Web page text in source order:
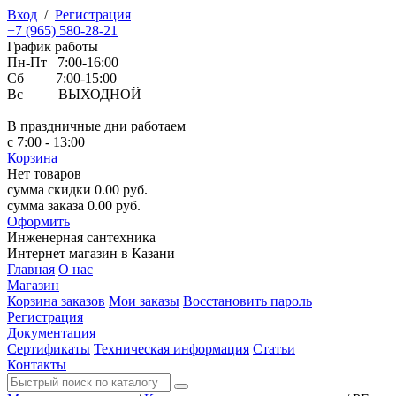
Вход / Регистрация
+7 (965) 580-28-21
График работы
Пн-Пт 7:00-16:00
Сб 7:00-15:00
Вс ВЫХОДНОЙ
В праздничные дни работаем
с 7:00 - 13:00
Корзина
Нет товаров
сумма скидки 0.00 руб.
сумма заказа 0.00 руб.
Оформить
Инженерная сантехника
Интернет магазин в Казани
Главная О нас
Магазин
Корзина заказов Мои заказы Восстановить пароль
Регистрация
Документация
Сертификаты Техническая информация Статьи
Контакты